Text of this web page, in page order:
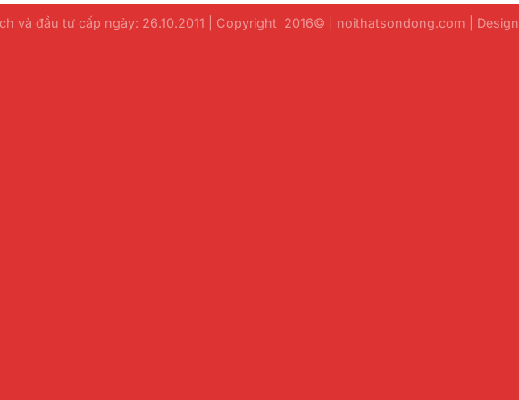
và đầu tư cấp ngày: 26.10.2011 | Copyright 2016© | noithatsondong.com | Design